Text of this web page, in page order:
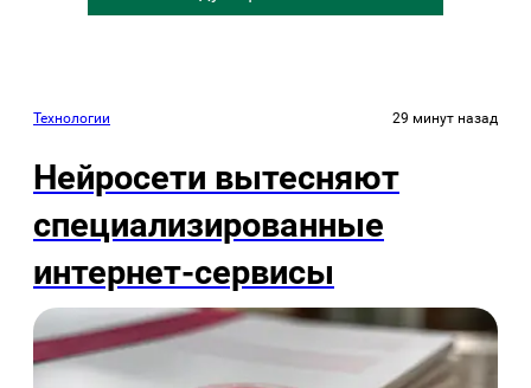
Технологии 29 минут назад
Нейросети вытесняют
специализированные
интернет-сервисы